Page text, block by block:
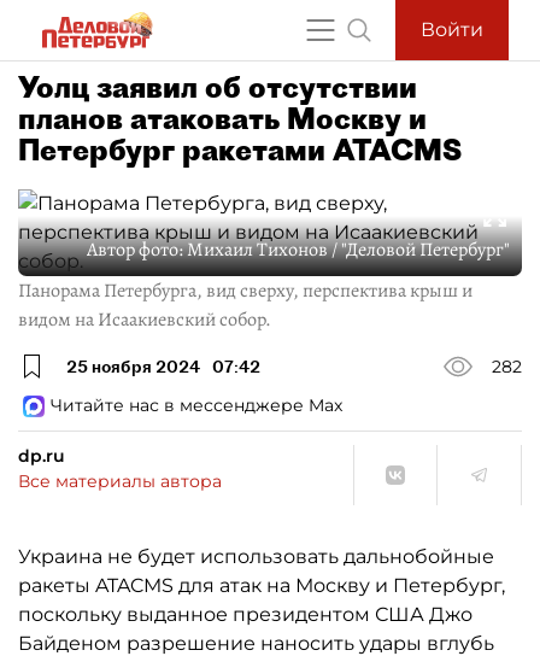
Войти
Уолц заявил об отсутствии
планов атаковать Москву и
Петербург ракетами ATACMS
Автор фото:Михаил Тихонов / "Деловой Петербург"
Панорама Петербурга, вид сверху, перспектива крыш и
видом на Исаакиевский собор.
25 ноября 2024 07:42
282
Читайте нас в мессенджере Max
dp.ru
Все материалы автора
Украина не будет использовать дальнобойные
ракеты ATACMS для атак на Москву и Петербург,
поскольку выданное президентом США Джо
Байденом разрешение наносить удары вглубь